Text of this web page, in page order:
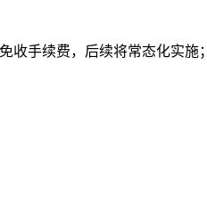
收手续费，后续将常态化实施；